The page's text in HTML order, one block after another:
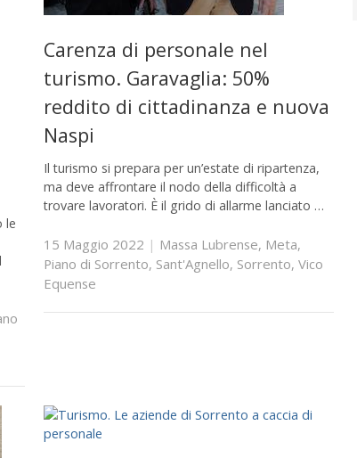
le
Carenza di personale nel
turismo. Garavaglia: 50%
reddito di cittadinanza e nuova
Naspi
Il turismo si prepara per un’estate di ripartenza,
ma deve affrontare il nodo della difficoltà a
trovare lavoratori. È il grido di allarme lanciato …
15 Maggio 2022 | Massa Lubrense, Meta,
Piano di Sorrento, Sant'Agnello, Sorrento, Vico
Equense